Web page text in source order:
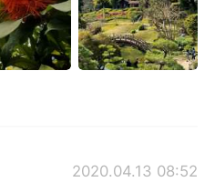
2020.04.13 08:52